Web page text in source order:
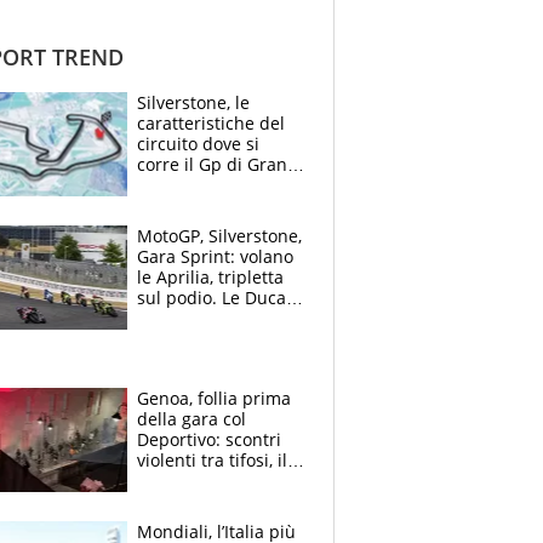
TREND
Silverstone, le
caratteristiche del
circuito dove si
corre il Gp di Gran
MotoGP, Silverstone,
Gara Sprint: volano
le Aprilia, tripletta
sul podio. Le Ducati
Genoa, follia prima
della gara col
Deportivo: scontri
violenti tra tifosi, il
Mondiali, l’Italia più